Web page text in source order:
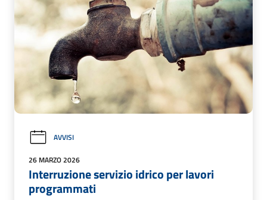
AVVISI
26 MARZO 2026
Interruzione servizio idrico per lavori
programmati